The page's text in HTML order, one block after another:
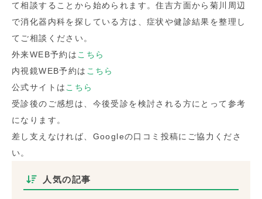
て相談することから始められます。住吉方面から菊川周辺
で消化器内科を探している方は、症状や健診結果を整理し
てご相談ください。
外来WEB予約は こちら
内視鏡WEB予約は こちら
公式サイトは こちら
受診後のご感想は、今後受診を検討される方にとって参考
になります。
差し支えなければ、Googleの口コミ投稿にご協力くださ
い。
人気の記事